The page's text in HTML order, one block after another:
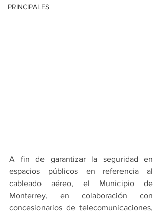
PRINCIPALES
A fin de garantizar la seguridad en
espacios públicos en referencia al
cableado aéreo, el Municipio de
Monterrey, en colaboración con
concesionarios de telecomunicaciones,